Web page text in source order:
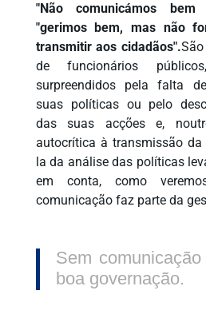
"Não comunicámos
"gerimos bem, mas não
transmitir aos cidadãos".
de funcionários
surpreendidos pela falta
suas políticas ou pelo
das suas acções e,
autocrítica à transmissão da
la da análise das políticas
em conta, como
comunicação faz parte da
Sem
boa governação.